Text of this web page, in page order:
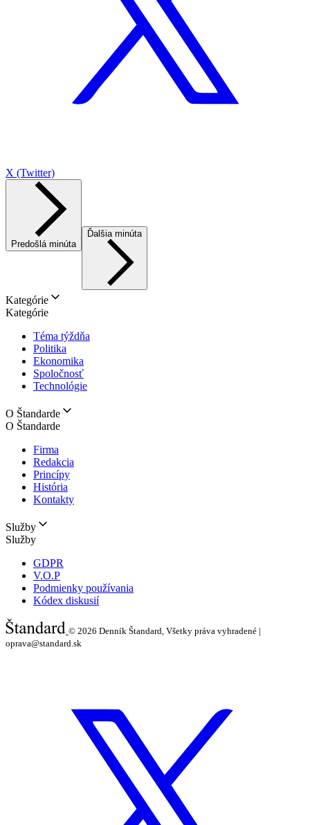
X (Twitter)
Predošlá minúta
Ďalšia minúta
Kategórie
Kategórie
Téma týždňa
Politika
Ekonomika
Spoločnosť
Technológie
O Štandarde
O Štandarde
Firma
Redakcia
Princípy
História
Kontakty
Služby
Služby
GDPR
V.O.P
Podmienky používania
Kódex diskusií
© 2026 Denník Štandard, Všetky práva vyhradené |
oprava@standard.sk